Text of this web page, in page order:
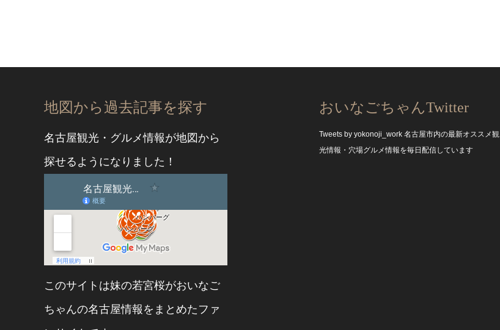
地図から過去記事を探す
名古屋観光・グルメ情報が地図から
探せるようになりました！
このサイトは妹の若宮桜がおいなご
ちゃんの名古屋情報をまとめたファ
おいなごちゃんTwitter
Tweets by yokonoji_work 名古屋市内の最新オススメ観
光情報・穴場グルメ情報を毎日配信しています